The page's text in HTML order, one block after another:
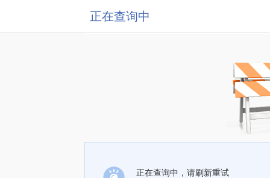
正在查询中
正在查询中，请刷新重试